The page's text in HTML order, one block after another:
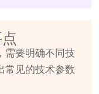
需要明确不同技
常见的技术参数